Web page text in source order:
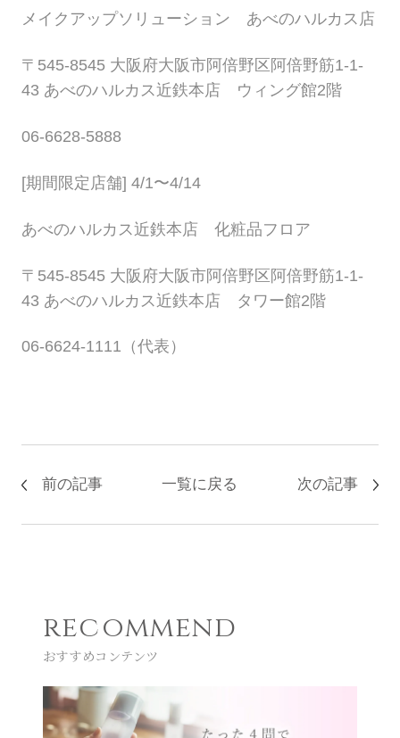
メイクアップソリューション あべのハルカス店
〒545-8545 大阪府大阪市阿倍野区阿倍野筋1-1-
43 あべのハルカス近鉄本店 ウィング館2階
06-6628-5888
[期間限定店舗] 4/1〜4/14
あべのハルカス近鉄本店 化粧品フロア
〒545-8545 大阪府大阪市阿倍野区阿倍野筋1-1-
43 あべのハルカス近鉄本店 タワー館2階
06-6624-1111（代表）
前の記事 一覧に戻る 次の記事
recommend
おすすめコンテンツ